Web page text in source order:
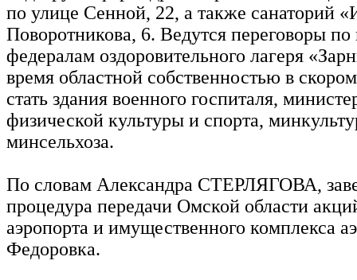
по улице Сенной, 22, а также санаторий
Поворотникова, 6. Ведутся переговоры по
федералам оздоровительного лагеря
время областной собственностью в
стать здания военного госпиталя,
физической культуры и спорта,
минсельхоза.
По словам Александра СТЕРЛЯГОВА,
процедура передачи Омской области
аэропорта и имущественного комплекса
Федоровка.